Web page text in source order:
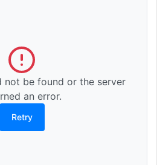
not be found or the server
an error.
Retry